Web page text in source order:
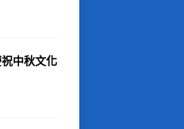
祝中秋文化